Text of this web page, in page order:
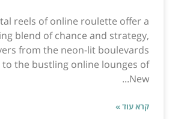
reels of online roulette offer a
blend of chance and strategy,
from the neon-lit boulevards
to the bustling online lounges of
New...
קרא עוד »